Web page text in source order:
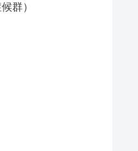
群）